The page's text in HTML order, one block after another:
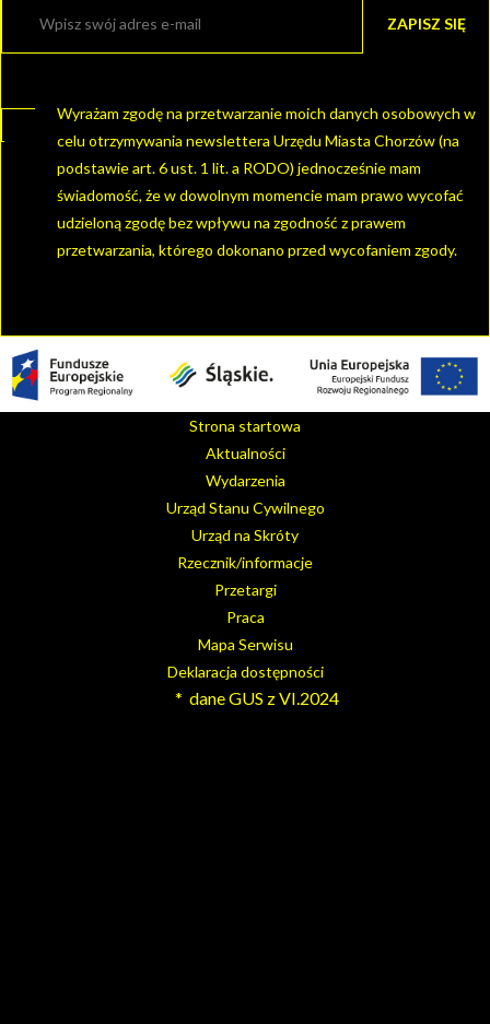
Wyrażam zgodę na przetwarzanie moich danych osobowych w
celu otrzymywania newslettera Urzędu Miasta Chorzów (na
podstawie art. 6 ust. 1 lit. a RODO) jednocześnie mam
świadomość, że w dowolnym momencie mam prawo wycofać
udzieloną zgodę bez wpływu na zgodność z prawem
przetwarzania, którego dokonano przed wycofaniem zgody.
Strona startowa
Aktualności
Wydarzenia
Urząd Stanu Cywilnego
Urząd na Skróty
Rzecznik/informacje
Przetargi
Praca
Mapa Serwisu
Deklaracja dostępności
* dane GUS z VI.2024